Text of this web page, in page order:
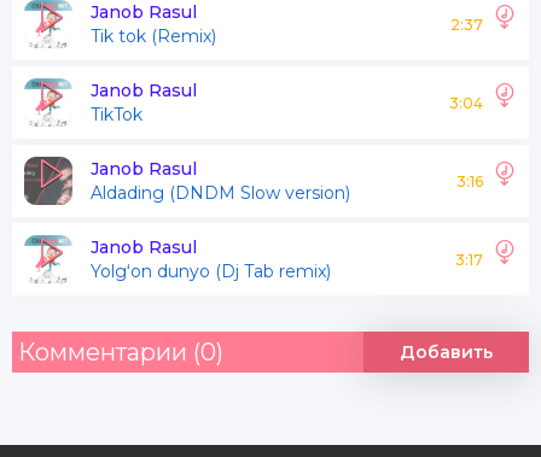
Janob Rasul
Tik tok (Remix)
2:37
Janob Rasul
TikTok
3:04
Janob Rasul
Aldading (DNDM Slow version)
3:16
Janob Rasul
Yolgʻon dunyo (Dj Tab remix)
3:17
Комментарии (0) Добавить